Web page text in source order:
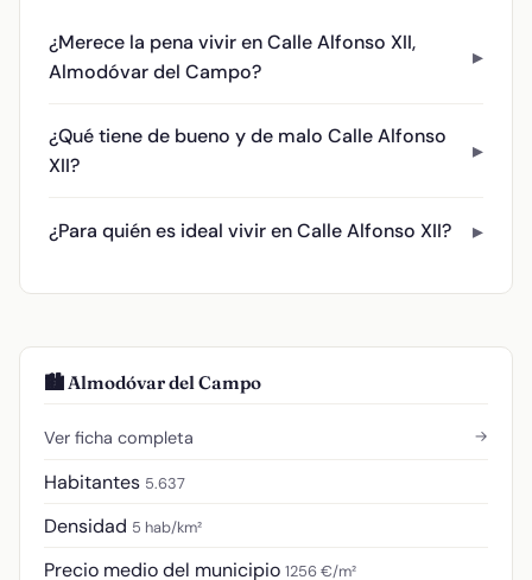
¿Merece la pena vivir en Calle Alfonso XII,
Almodóvar del Campo?
¿Qué tiene de bueno y de malo Calle Alfonso
XII?
¿Para quién es ideal vivir en Calle Alfonso XII?
🏙️ Almodóvar del Campo
Ver ficha completa →
Habitantes 5.637
Densidad 5 hab/km²
Precio medio del municipio 1256 €/m²